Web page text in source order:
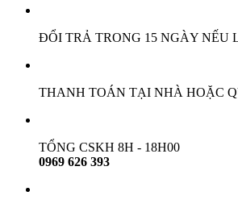
ĐỔI TRẢ TRONG 15 NGÀY NẾU
THANH TOÁN TẠI NHÀ HOẶC
TỔNG CSKH 8H - 18H00
0969 626 393